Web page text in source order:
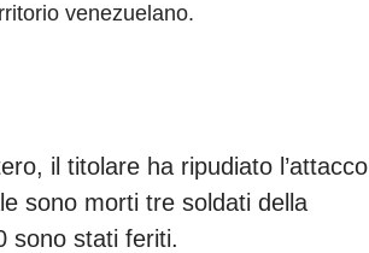
venezuelano.
il titolare ha ripudiato l’attacco
sono morti tre soldati della
sono stati feriti.